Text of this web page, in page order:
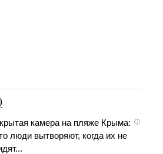
i
камера на пляже Крыма:
люди вытворяют, когда их не